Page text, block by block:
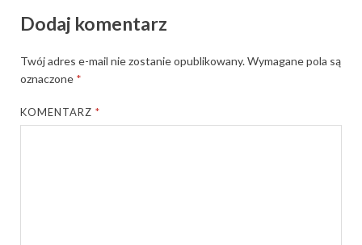
Dodaj komentarz
Twój adres e-mail nie zostanie opublikowany.Wymagane pola są
oznaczone *
KOMENTARZ*